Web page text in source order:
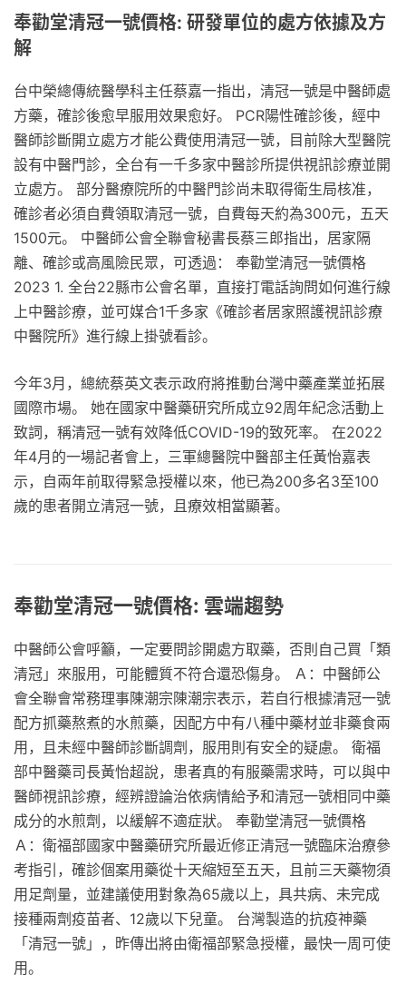
奉勸堂清冠一號價格: 研發單位的處方依據及方
解
台中榮總傳統醫學科主任蔡嘉一指出，清冠一號是中醫師處
方藥，確診後愈早服用效果愈好。 PCR陽性確診後，經中
醫師診斷開立處方才能公費使用清冠一號，目前除大型醫院
設有中醫門診，全台有一千多家中醫診所提供視訊診療並開
立處方。 部分醫療院所的中醫門診尚未取得衛生局核准，
確診者必須自費領取清冠一號，自費每天約為300元，五天
1500元。 中醫師公會全聯會秘書長蔡三郎指出，居家隔
離、確診或高風險民眾，可透過： 奉勸堂清冠一號價格
2023 1. 全台22縣市公會名單，直接打電話詢問如何進行線
上中醫診療，並可媒合1千多家《確診者居家照護視訊診療
中醫院所》進行線上掛號看診。
今年3月，總統蔡英文表示政府將推動台灣中藥產業並拓展
國際市場。 她在國家中醫藥研究所成立92周年紀念活動上
致詞，稱清冠一號有效降低COVID-19的致死率。 在2022
年4月的一場記者會上，三軍總醫院中醫部主任黃怡嘉表
示，自兩年前取得緊急授權以來，他已為200多名3至100
歲的患者開立清冠一號，且療效相當顯著。
奉勸堂清冠一號價格: 雲端趨勢
中醫師公會呼籲，一定要問診開處方取藥，否則自己買「類
清冠」來服用，可能體質不符合還恐傷身。 Ａ：中醫師公
會全聯會常務理事陳潮宗陳潮宗表示，若自行根據清冠一號
配方抓藥熬煮的水煎藥，因配方中有八種中藥材並非藥食兩
用，且未經中醫師診斷調劑，服用則有安全的疑慮。 衛福
部中醫藥司長黃怡超說，患者真的有服藥需求時，可以與中
醫師視訊診療，經辨證論治依病情給予和清冠一號相同中藥
成分的水煎劑，以緩解不適症狀。 奉勸堂清冠一號價格
Ａ：衛福部國家中醫藥研究所最近修正清冠一號臨床治療參
考指引，確診個案用藥從十天縮短至五天，且前三天藥物須
用足劑量，並建議使用對象為65歲以上，具共病、未完成
接種兩劑疫苗者、12歲以下兒童。 台灣製造的抗疫神藥
「清冠一號」，昨傳出將由衛福部緊急授權，最快一周可使
用。